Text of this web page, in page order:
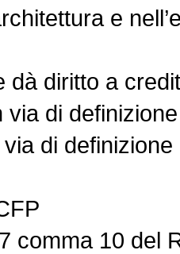
e
dà diritto a
via di definizione
di
comma 10 del